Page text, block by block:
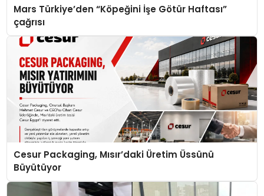
Mars Türkiye’den “Köpeğini İşe Götür Haftası”
çağrısı
Cesur Packaging, Mısır’daki Üretim Üssünü
Büyütüyor